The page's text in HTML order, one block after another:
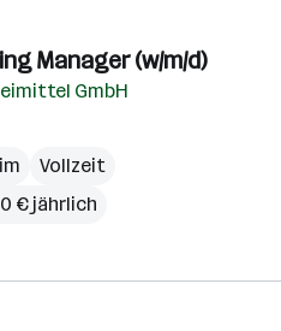
Manager (w/m/d)
GmbH
Vollzeit
€ jährlich